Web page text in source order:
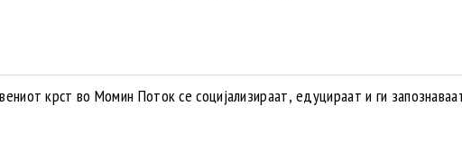
крст во Момин Поток се социјализираат, едуцираат и ги